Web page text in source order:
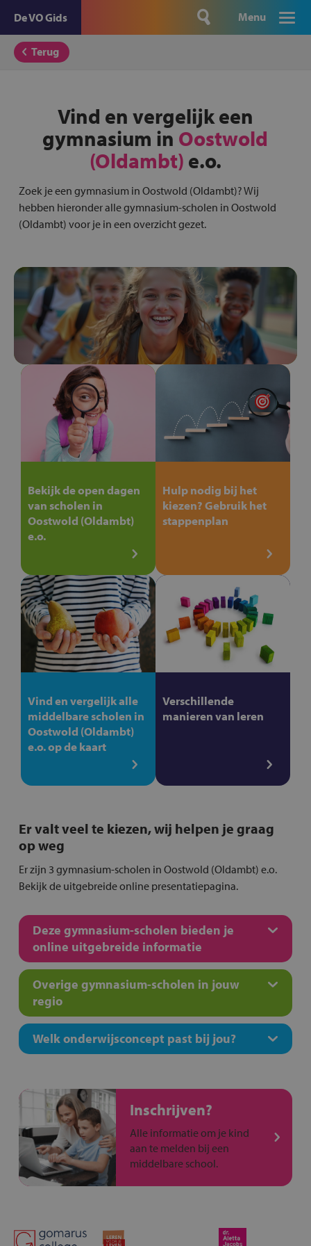
De VO Gids Menu
Terug
Vind en vergelijk een
gymnasium in Oostwold
(Oldambt) e.o.
Zoek je een gymnasium in Oostwold (Oldambt)? Wij
hebben hieronder alle gymnasium-scholen in Oostwold
(Oldambt) voor je in een overzicht gezet.
Bekijk de open dagen
van scholen in
Oostwold (Oldambt)
e.o.
Hulp nodig bij het
kiezen? Gebruik het
stappenplan
Vind en vergelijk alle
middelbare scholen in
Oostwold (Oldambt)
e.o. op de kaart
Verschillende
manieren van leren
Er valt veel te kiezen, wij helpen je graag
op weg
Er zijn 3 gymnasium-scholen in Oostwold (Oldambt) e.o.
Bekijk de uitgebreide online presentatiepagina.
Deze gymnasium-scholen bieden je
online uitgebreide informatie
Overige gymnasium-scholen in jouw
regio
Welk onderwijsconcept past bij jou?
Inschrijven?
Alle informatie om je kind
aan te melden bij een
middelbare school.